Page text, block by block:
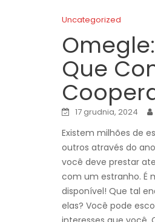
Uncategorized
Que
17 grudnia, 2024
Existem milhões de
outros através do
você deve prestar
com um estranho. É
disponível! Que tal
elas? Você pode